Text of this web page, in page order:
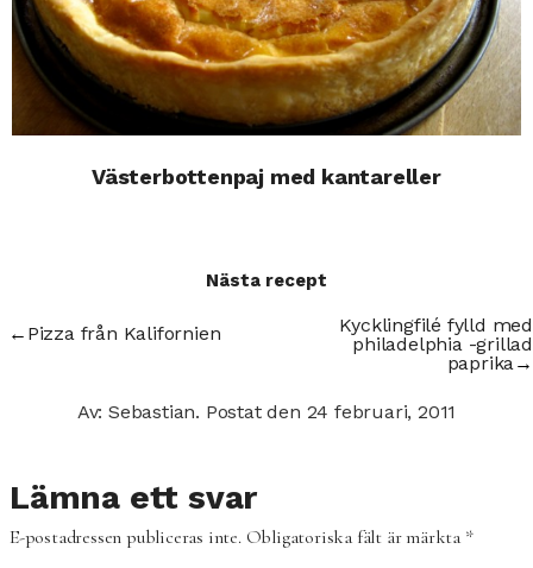
Västerbottenpaj med kantareller
Nästa recept
← Pizza från Kalifornien
Kycklingfilé fylld med
philadelphia -grillad
paprika→
Av: Sebastian. Postat den 24 februari, 2011
Lämna ett svar
E-postadressen publiceras inte.Obligatoriska fält är märkta *